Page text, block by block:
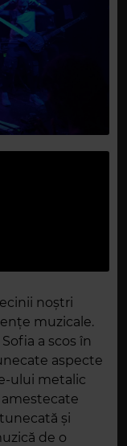
noștri
muzicale.
a scos în
aspecte
ului metalic
și
de o